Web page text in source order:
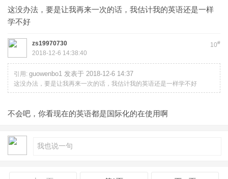
这没办法，要是让我再来一次的话，我估计我的英语还是一样
学不好
10#
zs19970730
2018-12-6 14:38:40
引用: guowenbo1 发表于 2018-12-6 14:37
这没办法，要是让我再来一次的话，我估计我的英语还是一样学不好
不会吧，你看现在的英语都是国际化的在使用啊